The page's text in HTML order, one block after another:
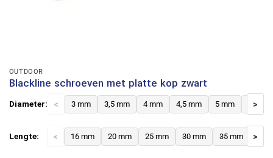
OUTDOOR
Blackline schroeven met platte kop zwart
Diameter: < 3 mm 3,5 mm 4 mm 4,5 mm 5 mm 6 mm
>
Lengte: < 16 mm 20 mm 25 mm 30 mm 35 mm 40
>